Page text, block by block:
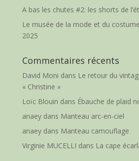
A bas les chutes #2: les shorts de
Le musée de la mode et du costume
2025
Commentaires récents
David Moni dans Le retour du
« Christine »
Loïc Blouin dans Ébauche de plaid
anaeydans Manteau arc-en-ciel
anaeydans Manteau camouflage
Virginie MUCELLI dans La cape